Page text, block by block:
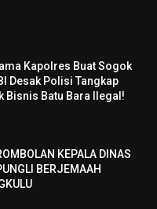
Kapolres Buat Sogok
Desak Polisi Tangkap
Bisnis Batu Bara Ilegal!
KEPALA DINAS
BERJEMAAH